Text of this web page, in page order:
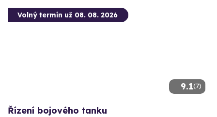
9.1(7)
Volný termín už 08. 08. 2026
Řízení bojového tanku